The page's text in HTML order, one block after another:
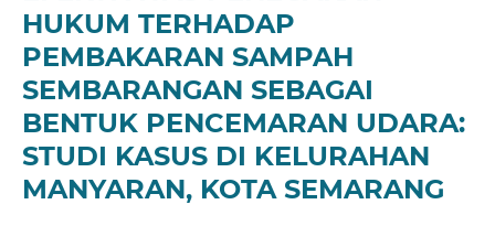
HUKUM TERHADAP
PEMBAKARAN SAMPAH
SEMBARANGAN SEBAGAI
BENTUK PENCEMARAN UDARA:
STUDI KASUS DI KELURAHAN
MANYARAN, KOTA SEMARANG